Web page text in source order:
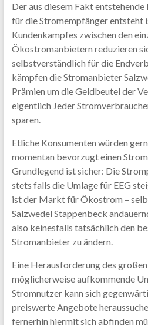
Der aus diesem Fakt
für die Stromempfänger entsteht
Kundenkampfes zwischen den
Ökostromanbietern reduzieren
selbstverständlich für die
kämpfen die Stromanbieter
Prämien um die Geldbeutel der
eigentlich Jeder
sparen.
Etliche Konsumenten würden
momentan bevorzugt einen
Grundlegend ist sicher: Die
stets falls die Umlage für EEG
ist der Markt für Ökostrom –
Salzwedel Stappenbeck
also keinesfalls tatsächlich den
Stromanbieter zu ändern.
Eine Herausforderung des
möglicherweise aufkommende
Stromnutzer kann sich
preiswerte Angebote
fernerhin hiermit sich abfinden